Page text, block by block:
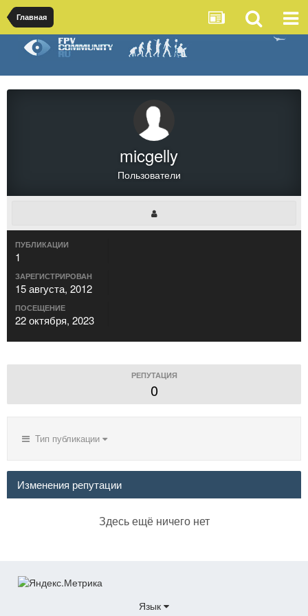
Главная
micgelly
Пользователи
ПУБЛИКАЦИИ
1
ЗАРЕГИСТРИРОВАН
15 августа, 2012
ПОСЕЩЕНИЕ
22 октября, 2023
РЕПУТАЦИЯ
0
Тип публикации
Изменения репутации
Здесь ещё ничего нет
Язык